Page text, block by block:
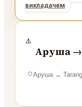
викладачем
Аруша →
Аруша→